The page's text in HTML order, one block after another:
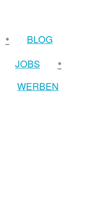
•
BLOG
JOBS •
WERBEN